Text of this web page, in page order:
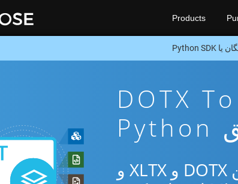
Products
برنامه تبدیل آنلاین رایگان DOTX To
از برنامه رایگان آنلاین یا Python SDK برای تبدیل بین DOTX و XLTX و